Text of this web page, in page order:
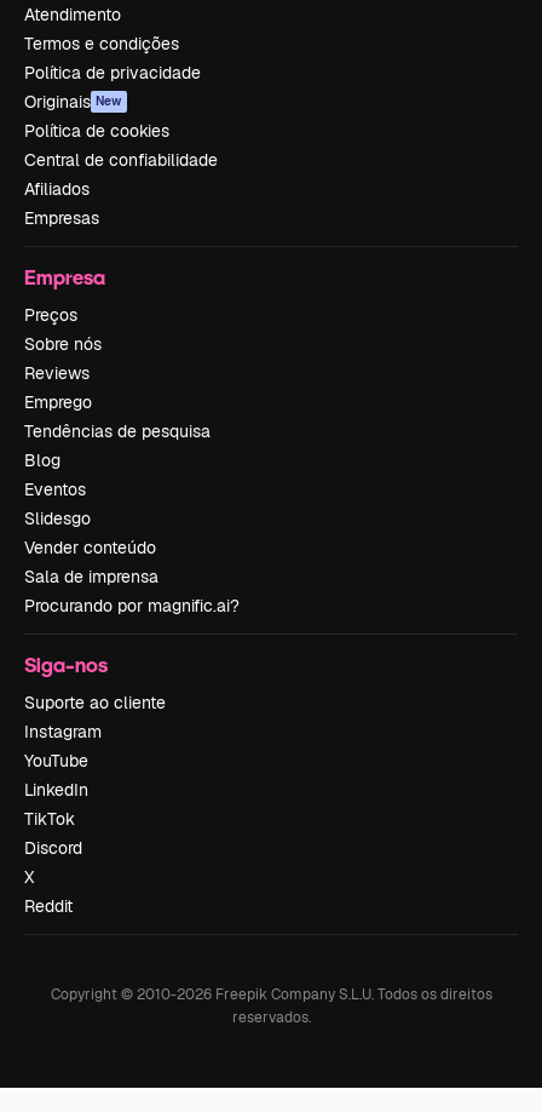
Atendimento
Termos e condições
Política de privacidade
Originais New
Política de cookies
Central de confiabilidade
Afiliados
Empresas
Empresa
Preços
Sobre nós
Reviews
Emprego
Tendências de pesquisa
Blog
Eventos
Slidesgo
Vender conteúdo
Sala de imprensa
Procurando por magnific.ai?
Siga-nos
Suporte ao cliente
Instagram
YouTube
LinkedIn
TikTok
Discord
X
Reddit
Copyright © 2010-2026Freepik Company S.L.U. Todos os direitos
reservados.